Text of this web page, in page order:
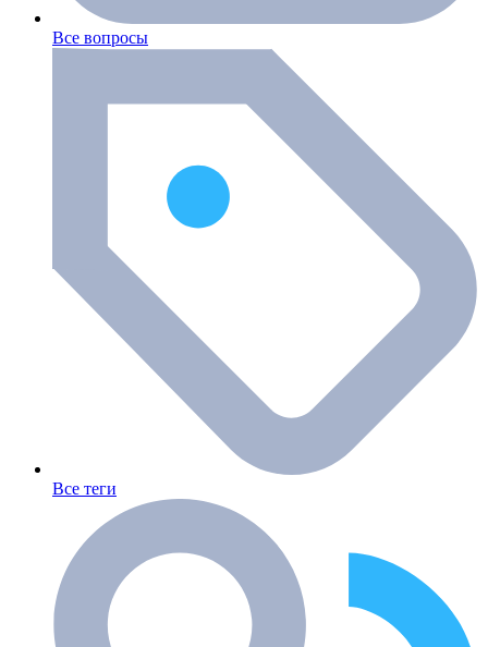
Все вопросы
Все теги